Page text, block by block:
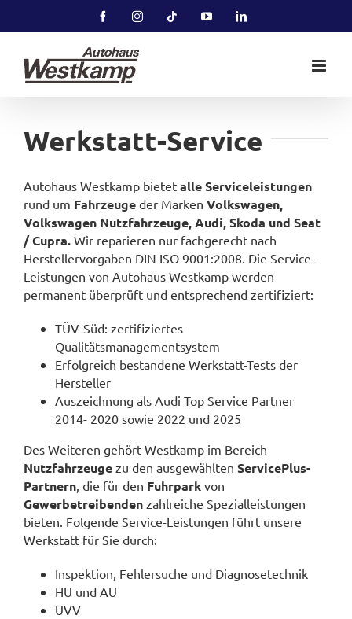
FacebookInstagramTiktok YouTubeLinkedIn
Werkstatt-Service
Autohaus Westkamp bietet alle Serviceleistungen
rund um Fahrzeuge der Marken Volkswagen,
Volkswagen Nutzfahrzeuge, Audi, Skoda und Seat
/ Cupra. Wir reparieren nur fachgerecht nach
Herstellervorgaben DIN ISO 9001:2008. Die Service-
Leistungen von Autohaus Westkamp werden
permanent überprüft und entsprechend zertifiziert:
TÜV-Süd: zertifiziertes
Qualitätsmanagementsystem
Erfolgreich bestandene Werkstatt-Tests der
Hersteller
Auszeichnung als Audi Top Service Partner
2014- 2020 sowie 2022 und 2025
Des Weiteren gehört Westkamp im Bereich
Nutzfahrzeuge zu den ausgewählten ServicePlus-
Partnern, die für den Fuhrpark von
Gewerbetreibenden zahlreiche Spezialleistungen
bieten. Folgende Service-Leistungen führt unsere
Werkstatt für Sie durch:
Inspektion, Fehlersuche und Diagnosetechnik
HU und AU
UVV